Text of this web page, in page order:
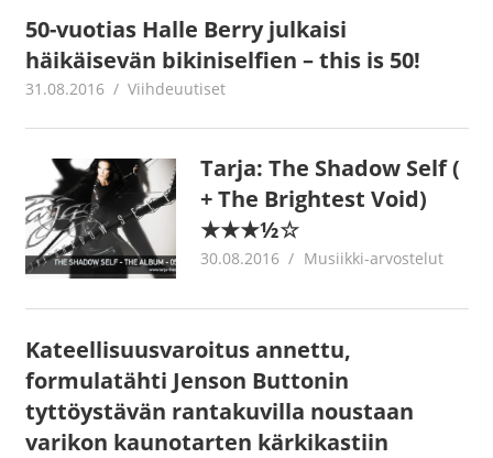
50-vuotias Halle Berry julkaisi
häikäisevän bikiniselfien – this is 50!
31.08.2016 Juha Kaunisto
Viihdeuutiset
Tarja: The Shadow Self (
+ The Brightest Void)
★★★½☆
30.08.2016 Juha Kaunisto
Musiikki-arvostelut
Kateellisuusvaroitus annettu,
formulatähti Jenson Buttonin
tyttöystävän rantakuvilla noustaan
varikon kaunotarten kärkikastiin